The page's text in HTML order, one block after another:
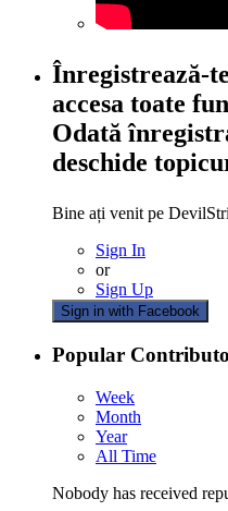
Înregistrează-
accesa toate
Odată
deschide
Bine ați venit pe
Sign In
or
Sign Up
Sign in with Facebook
Popular
Week
Month
Year
All Time
Nobody has received